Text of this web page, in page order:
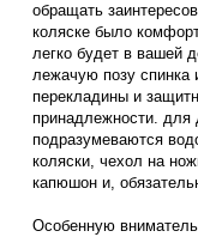
обращать
коляске было
легко будет в вашей
лежачую позу спинка
перекладины и
принадлежности. для
подразумеваются
коляски, чехол на
капюшон и,
Особенную